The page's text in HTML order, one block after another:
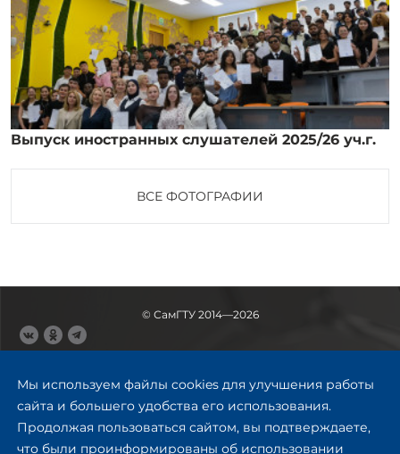
Выпуск иностранных слушателей 2025/26 уч.г.
ВСЕ ФОТОГРАФИИ
Мы используем файлы cookies для улучшения работы
сайта и большего удобства его использования.
Продолжая пользоваться сайтом, вы подтверждаете,
что были проинформированы об использовании
© СамГТУ 2014—2026
443100, Самара
Ул. Молодогвардейская, 244,
главный корпус
8 (846) 278-43-11
rector@samgtu.ru